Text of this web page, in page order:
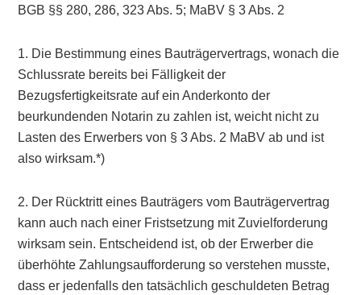
BGB §§ 280, 286, 323 Abs. 5; MaBV § 3 Abs. 2
1. Die Bestimmung eines Bauträgervertrags, wonach die
Schlussrate bereits bei Fälligkeit der
Bezugsfertigkeitsrate auf ein Anderkonto der
beurkundenden Notarin zu zahlen ist, weicht nicht zu
Lasten des Erwerbers von § 3 Abs. 2 MaBV ab und ist
also wirksam.*)
2. Der Rücktritt eines Bauträgers vom Bauträgervertrag
kann auch nach einer Fristsetzung mit Zuvielforderung
wirksam sein. Entscheidend ist, ob der Erwerber die
überhöhte Zahlungsaufforderung so verstehen musste,
dass er jedenfalls den tatsächlich geschuldeten Betrag